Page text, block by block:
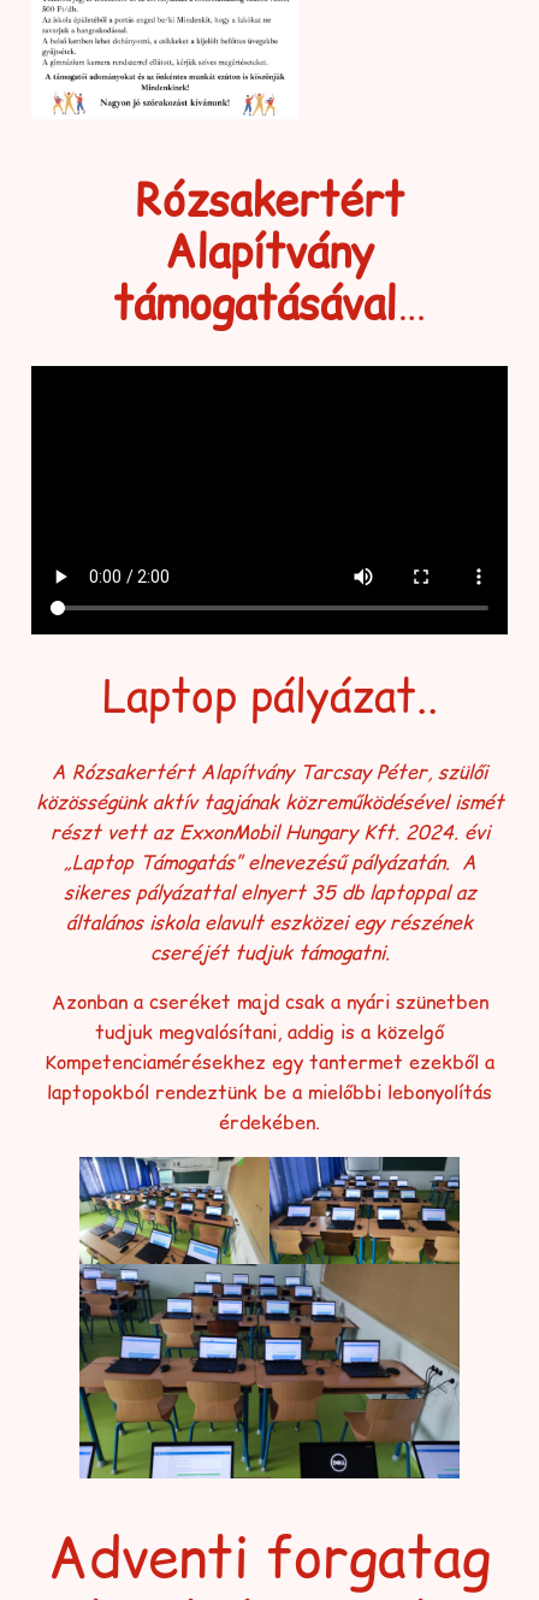
Rózsakertért
Alapítvány
támogatásával…
Laptop pályázat..
A Rózsakertért Alapítvány Tarcsay Péter, szülői
közösségünk aktív tagjának közreműködésével ismét
részt vett az ExxonMobil Hungary Kft. 2024. évi
„Laptop Támogatás” elnevezésű pályázatán. A
sikeres pályázattal elnyert 35 db laptoppal az
általános iskola elavult eszközei egy részének
cseréjét tudjuk támogatni.
Azonban a cseréket majd csak a nyári szünetben
tudjuk megvalósítani, addig is a közelgő
Kompetenciamérésekhez egy tantermet ezekből a
laptopokból rendeztünk be a mielőbbi lebonyolítás
érdekében.
Adventi forgatag